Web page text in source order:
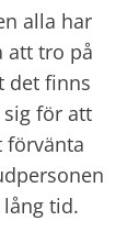
alla har
att tro på
det finns
för att
förvänta
tid.